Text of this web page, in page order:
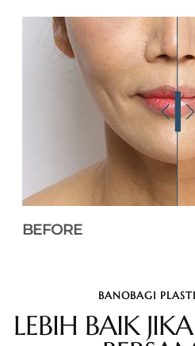
BEFORE
BANOBAGI
LEBIH BAIK